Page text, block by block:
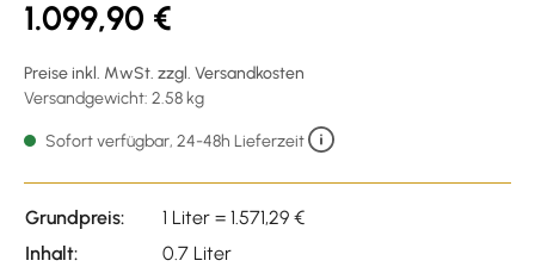
1.099,90 €
Preise inkl. MwSt. zzgl. Versandkosten
Versandgewicht: 2.58 kg
Sofort verfügbar, 24-48h Lieferzeit
Grundpreis:
1 Liter = 1.571,29 €
Inhalt:
0.7 Liter